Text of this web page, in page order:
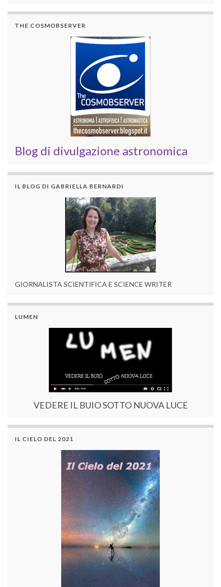
THE COSMOBSERVER
Blog di divulgazione astronomica
IL BLOG DI GABRIELLA BERNARDI
GIORNALISTA SCIENTIFICA E SCIENCE WRITER
LUMEN
VEDERE IL BUIO SOTTO NUOVA LUCE
IL CIELO DEL 2021